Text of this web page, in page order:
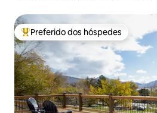
Entre os melhores preferidos dos
Preferido dos hóspedes